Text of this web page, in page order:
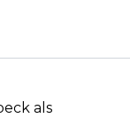
als